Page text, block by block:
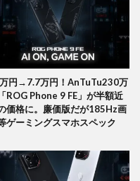
円→7.7万円！AnTuTu230万
ROG Phone 9 FE」が半額近
価格に。廉価版だが185Hz画
ゲーミングスマホスペック